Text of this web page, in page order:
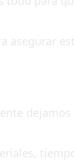
asegurar